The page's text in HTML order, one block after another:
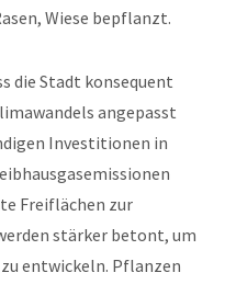
Wiese bepflanzt.
die Stadt konsequent
angepasst
Investitionen in
Freiflächen zur
stärker betont, um
entwickeln. Pflanzen